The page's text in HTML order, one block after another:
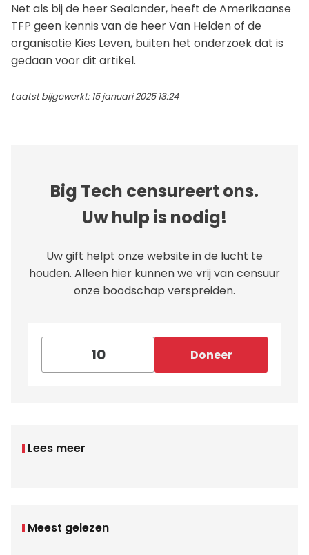
Net als bij de heer Sealander, heeft de Amerikaanse
TFP geen kennis van de heer Van Helden of de
organisatie Kies Leven, buiten het onderzoek dat is
gedaan voor dit artikel.
Laatst bijgewerkt: 15 januari 2025 13:24
Big Tech censureert ons.
Uw hulp is nodig!
Uw gift helpt onze website in de lucht te
houden. Alleen hier kunnen we vrij van censuur
onze boodschap verspreiden.
Doneer
Lees meer
Meest gelezen